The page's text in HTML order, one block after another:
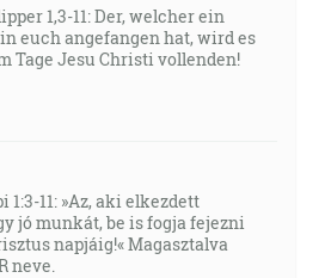
1,3-11: Der, welcher ein
euch angefangen hat, wird es
Tage Jesu Christi vollenden!
1:3-11: »Az, aki elkezdett
jó munkát, be is fogja fejezni
napjáig!« Magasztalva
neve.